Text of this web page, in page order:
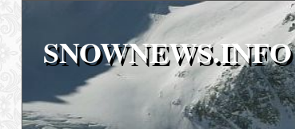
SNOWNEWS.INFO
SNOWNEWS.INFO